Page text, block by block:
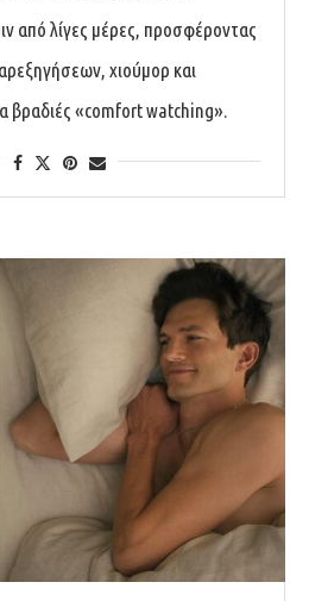
από λίγες μέρες, προσφέροντας
χιούμορ και
βραδιές «comfort watching».